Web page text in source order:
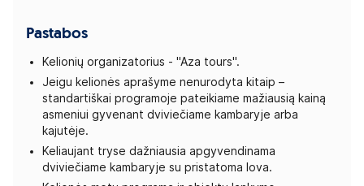
Pastabos
Kelionių organizatorius - "Aza tours".
Jeigu kelionės aprašyme nenurodyta kitaip –
standartiškai programoje pateikiame mažiausią kainą
asmeniui gyvenant dviviečiame kambaryje arba
kajutėje.
Keliaujant tryse dažniausia apgyvendinama
dviviečiame kambaryje su pristatoma lova.